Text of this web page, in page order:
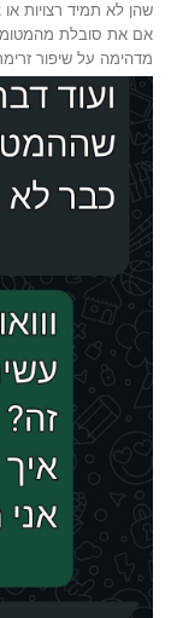
שהן לא תמיד רצויות או
אם את סובלת מהמטומה,
מדהימה על שיפור